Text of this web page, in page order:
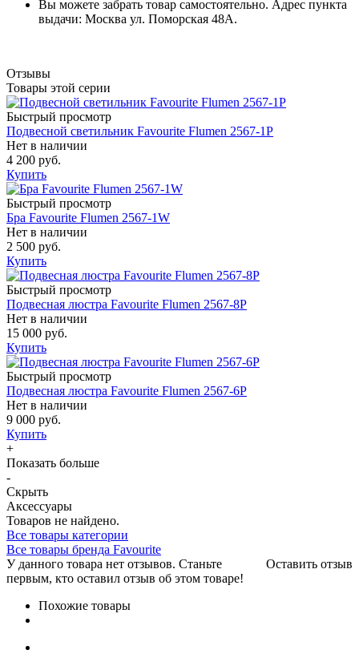
Вы можете забрать товар самостоятельно. Адрес пункта
выдачи: Москва ул. Поморская 48А.
Отзывы
Товары этой серии
Быстрый просмотр
Подвесной светильник Favourite Flumen 2567-1P
Нет в наличии
4 200 руб.
Купить
Быстрый просмотр
Бра Favourite Flumen 2567-1W
Нет в наличии
2 500 руб.
Купить
Быстрый просмотр
Подвесная люстра Favourite Flumen 2567-8P
Нет в наличии
15 000 руб.
Купить
Быстрый просмотр
Подвесная люстра Favourite Flumen 2567-6P
Нет в наличии
9 000 руб.
Купить
+
Показать больше
-
Скрыть
Аксессуары
Товаров не найдено.
Все товары категории
Все товары бренда Favourite
Оставить отзыв
У данного товара нет отзывов. Станьте
первым, кто оставил отзыв об этом товаре!
Похожие товары